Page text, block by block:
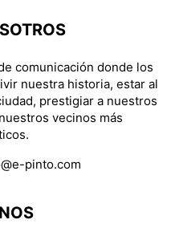
comunicación donde los
nuestra historia, estar al
prestigiar a nuestros
vecinos más
pinto.com